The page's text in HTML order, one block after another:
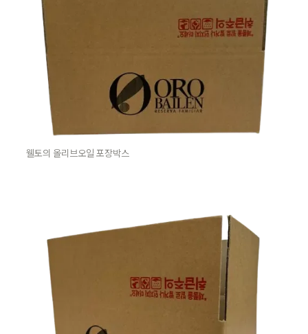
웰토의 올리브오일 포장박스